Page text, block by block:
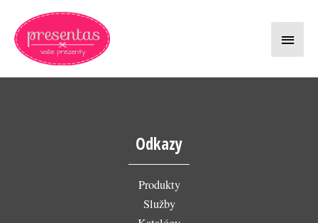
obsah
Menu
Odkazy
Produkty
Služby